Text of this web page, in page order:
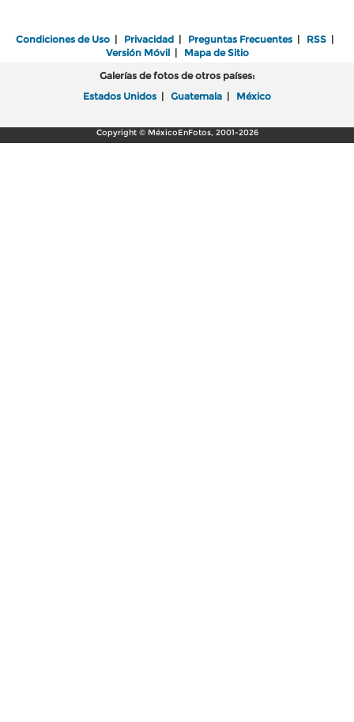
Condiciones de Uso | Privacidad | Preguntas Frecuentes | RSS |
Versión Móvil| Mapa de Sitio
Galerías de fotos de otros países:
Estados Unidos | Guatemala | México
Copyright © MéxicoEnFotos, 2001-2026